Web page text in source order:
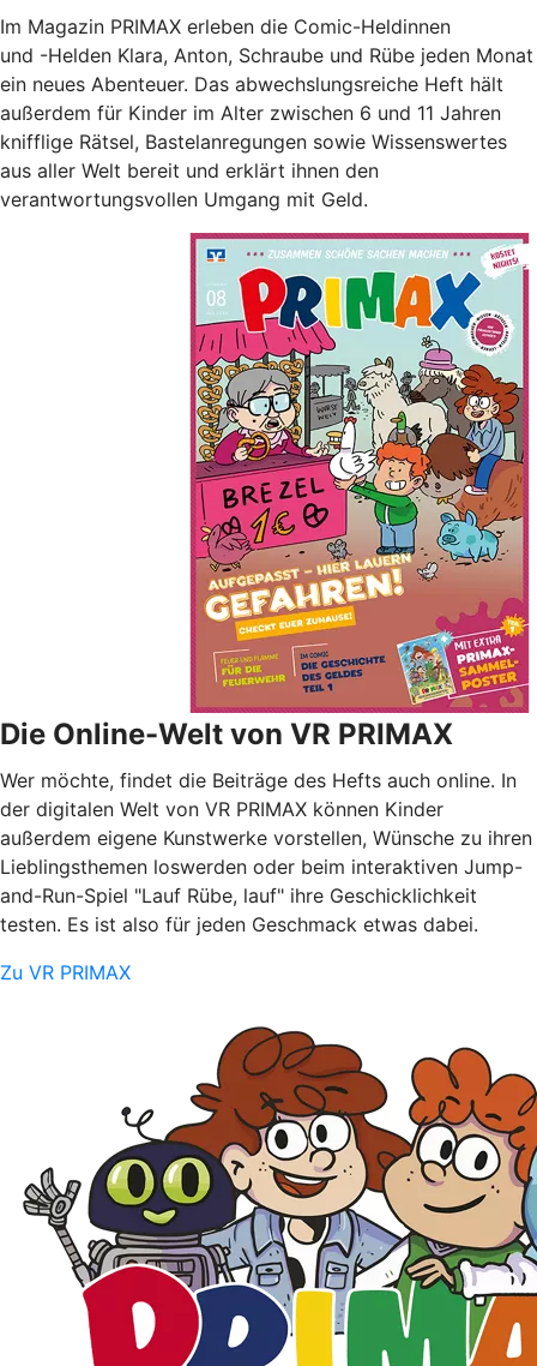
Im Magazin PRIMAX erleben die Comic-Heldinnen
und -Helden Klara, Anton, Schraube und Rübe jeden Monat
ein neues Abenteuer. Das abwechslungsreiche Heft hält
außerdem für Kinder im Alter zwischen 6 und 11 Jahren
knifflige Rätsel, Bastelanregungen sowie Wissenswertes
aus aller Welt bereit und erklärt ihnen den
verantwortungsvollen Umgang mit Geld.
Die Online-Welt von VR PRIMAX
Wer möchte, findet die Beiträge des Hefts auch online. In
der digitalen Welt von VR PRIMAX können Kinder
außerdem eigene Kunstwerke vorstellen, Wünsche zu ihren
Lieblingsthemen loswerden oder beim interaktiven Jump-
and-Run-Spiel "Lauf Rübe, lauf" ihre Geschicklichkeit
testen. Es ist also für jeden Geschmack etwas dabei.
Zu VR PRIMAX